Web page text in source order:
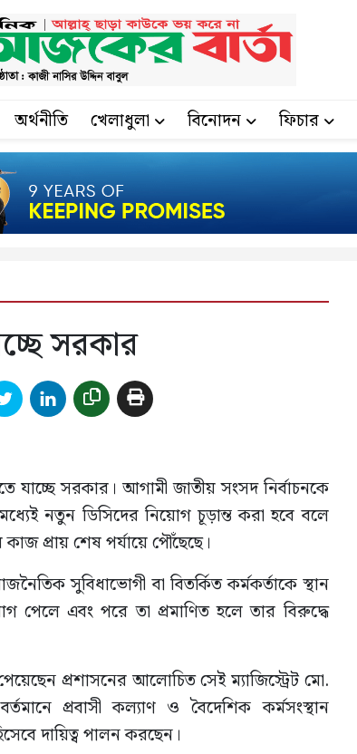
অর্থনীতি খেলাধুলা বিনোদন ফিচার
সরকার
সরকার। আগামী জাতীয় সংসদ নির্বাচনকে
নতুন ডিসিদের নিয়োগ চূড়ান্ত করা হবে বলে
প্রায় শেষ পর্যায়ে পৌঁছেছে।
সুবিধাভোগী বা বিতর্কিত কর্মকর্তাকে স্থান
এবং পরে তা প্রমাণিত হলে তার বিরুদ্ধে
প্রশাসনের আলোচিত সেই ম্যাজিস্ট্রেট মো.
প্রবাসী কল্যাণ ও বৈদেশিক কর্মসংস্থান
দায়িত্ব পালন করছেন।